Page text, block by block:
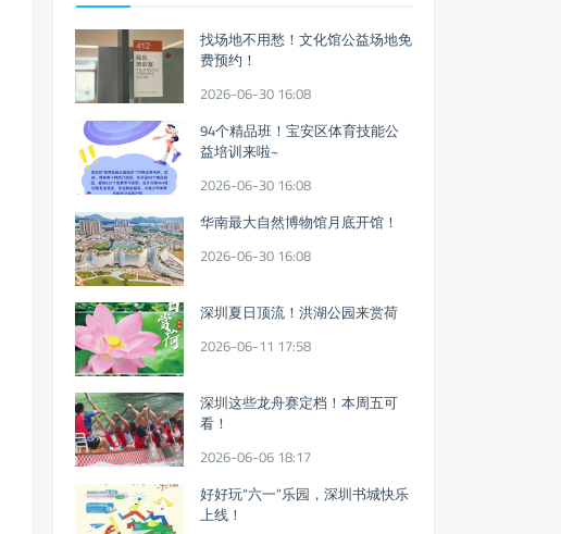
找场地不用愁！文化馆公益场地免
费预约！
2026-06-30 16:08
94个精品班！宝安区体育技能公
益培训来啦~
2026-06-30 16:08
华南最大自然博物馆月底开馆！
2026-06-30 16:08
深圳夏日顶流！洪湖公园来赏荷
2026-06-11 17:58
深圳这些龙舟赛定档！本周五可
看！
2026-06-06 18:17
好好玩“六一”乐园，深圳书城快乐
上线！